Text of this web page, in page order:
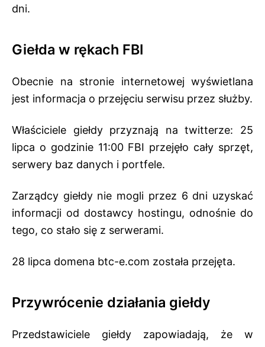
dni.
Giełda w rękach FBI
Obecnie na stronie internetowej wyświetlana
jest informacja o przejęciu serwisu przez służby.
Właściciele giełdy przyznają na twitterze: 25
lipca o godzinie 11:00 FBI przejęło cały sprzęt,
serwery baz danych i portfele.
Zarządcy giełdy nie mogli przez 6 dni uzyskać
informacji od dostawcy hostingu, odnośnie do
tego, co stało się z serwerami.
28 lipca domena btc-e.com została przejęta.
Przywrócenie działania giełdy
Przedstawiciele giełdy zapowiadają, że w